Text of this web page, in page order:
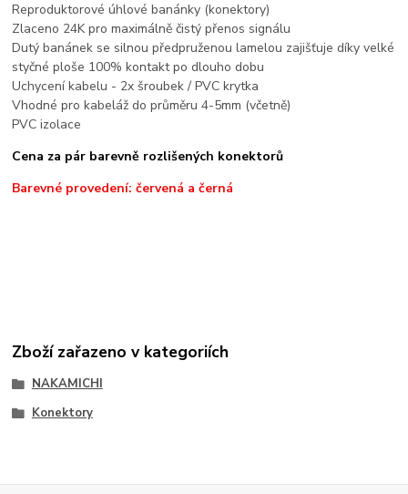
Reproduktorové úhlové banánky (konektory)
Zlaceno 24K pro maximálně čistý přenos signálu
Dutý banánek se silnou předpruženou lamelou zajišťuje díky velké
styčné ploše 100% kontakt po dlouho dobu
Uchycení kabelu - 2x šroubek / PVC krytka
Vhodné pro kabeláž do průměru 4-5mm (včetně)
PVC izolace
Cena za pár barevně rozlišených konektorů
Barevné provedení: červená a černá
Zboží zařazeno v kategoriích
NAKAMICHI
Konektory